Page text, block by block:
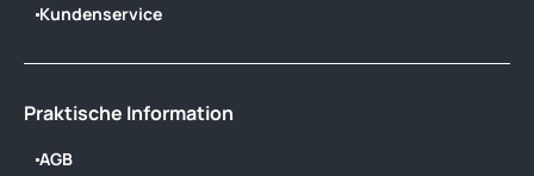
Kundenservice
Praktische Information
AGB